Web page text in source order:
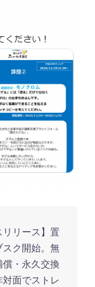
リリース】置
スク開始。無
償・永久交換
面でストレ